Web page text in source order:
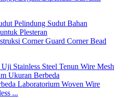
Corner Guard Corner Bead
Laboratorium Woven Wire
...